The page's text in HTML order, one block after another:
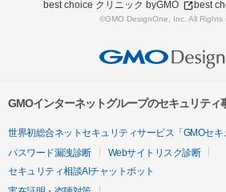
best choice クリニック byGMO
best
©GMO DesignOne, Inc. All Rights
GMOインターネットグループのセキュリティ
世界初総合ネットセキュリティサービス「GMOセキ
パスワード漏洩診断
Webサイトリスク診断
セキュリティ相談AIチャットボット